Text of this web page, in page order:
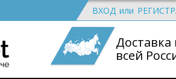
ВХОД или
Доставка
всей